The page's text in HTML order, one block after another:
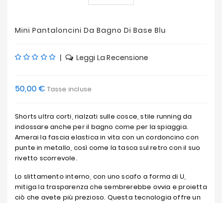
Mini Pantaloncini Da Bagno Di Base Blu
| Leggi La Recensione
50,00 € Tasse incluse
Shorts ultra corti, rialzati sulle cosce, stile running da
indossare anche per il bagno come per la spiaggia.
Amerai la fascia elastica in vita con un cordoncino con
punte in metallo, così come la tasca sul retro con il suo
rivetto scorrevole.
Lo slittamento interno, con uno scafo a forma di U,
mitiga la trasparenza che sembrerebbe ovvia e proietta
ciò che avete più prezioso. Questa tecnologia offre un